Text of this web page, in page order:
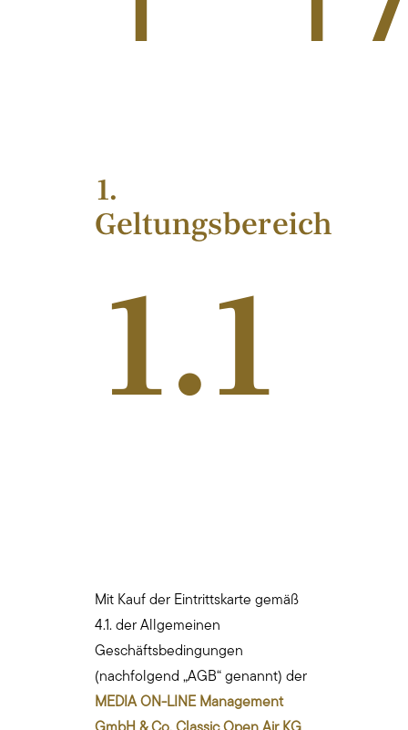
1.
Geltungsbereich
1.1
Mit Kauf der Eintrittskarte gemäß
4.1. der Allgemeinen
Geschäftsbedingungen
(nachfolgend „AGB“ genannt) der
MEDIA ON-LINE Management